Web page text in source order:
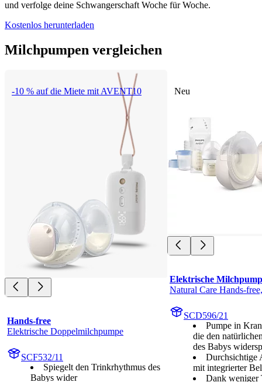
und verfolge deine Schwangerschaft Woche für Woche.
Kostenlos herunterladen
Milchpumpen vergleichen
-10 % auf die Miete mit AVENT10
Hands-free
Elektrische Doppelmilchpumpe
SCF532/11
Spiegelt den Trinkrhythmus des
Babys wider
Neu
Elektrische
Natural Care Hands-
SCD596/21
Pumpe in
die den
des Babys
Durchsichtige
mit integrierter
Dank weniger